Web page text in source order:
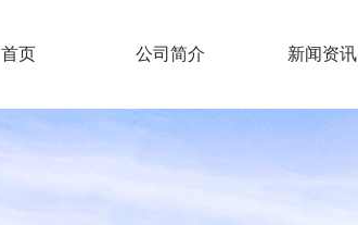
首页 公司简介 新闻资讯